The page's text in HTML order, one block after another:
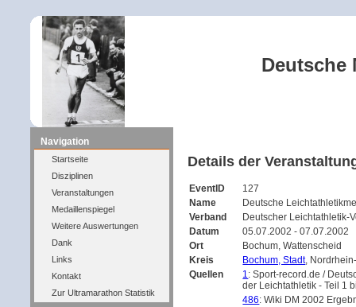
Deutsche
Navigation
Startseite
Disziplinen
Veranstaltungen
Medaillenspiegel
Weitere Auswertungen
Dank
Links
Kontakt
Zur Ultramarathon Statistik
Details der
EventID
127
Name
Deutsche
Verband
Deutscher Leichtathletik-
Datum
05.07.2002 - 07.07.2002
Ort
Bochum, Wattenscheid
Kreis
Bochum, Stadt,
Quellen
1: Sport-record.de /
der Leichtathletik - Teil 1
486: Wiki DM 2002